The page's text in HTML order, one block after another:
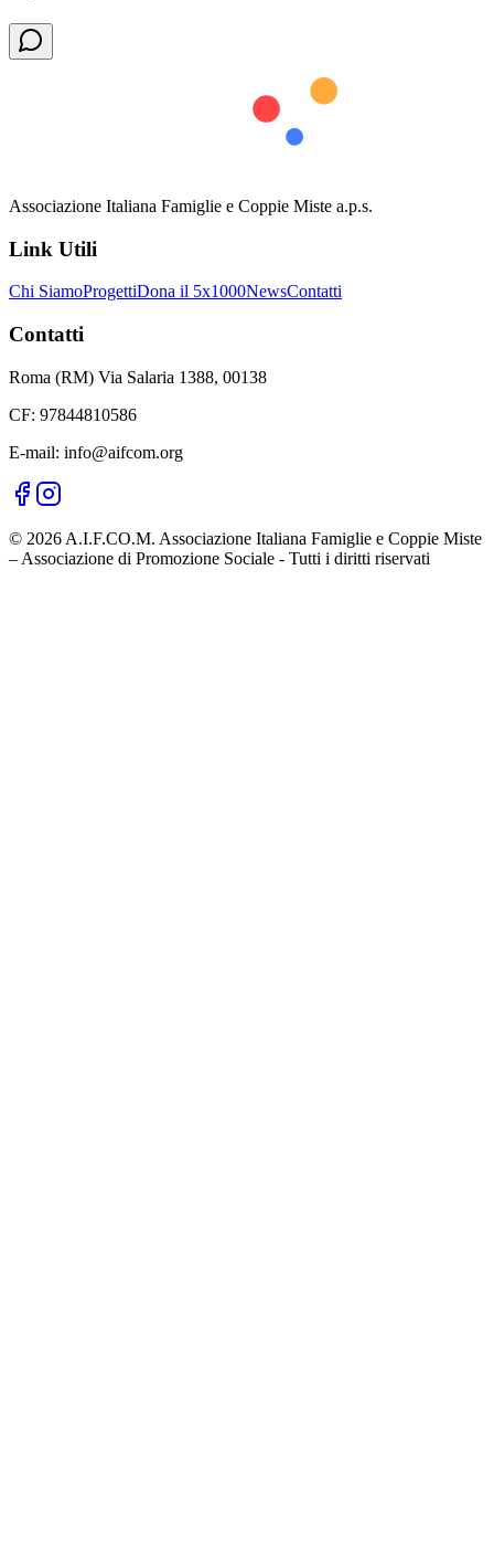
Associazione Italiana Famiglie e Coppie Miste a.p.s.
Link Utili
Chi SiamoProgettiDona il 5x1000NewsContatti
Contatti
Roma (RM) Via Salaria 1388, 00138
CF: 97844810586
E-mail: info@aifcom.org
© 2026 A.I.F.CO.M. Associazione Italiana Famiglie e Coppie Miste
– Associazione di Promozione Sociale - Tutti i diritti riservati